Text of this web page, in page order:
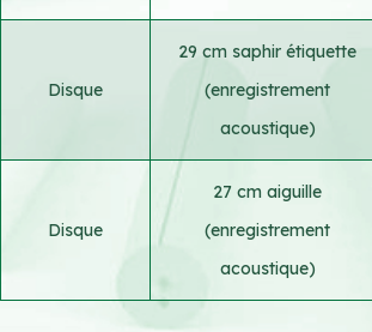
Disque
29 cm saphir étiquette
(enregistrement
acoustique)
Disque
27 cm aiguille
(enregistrement
acoustique)